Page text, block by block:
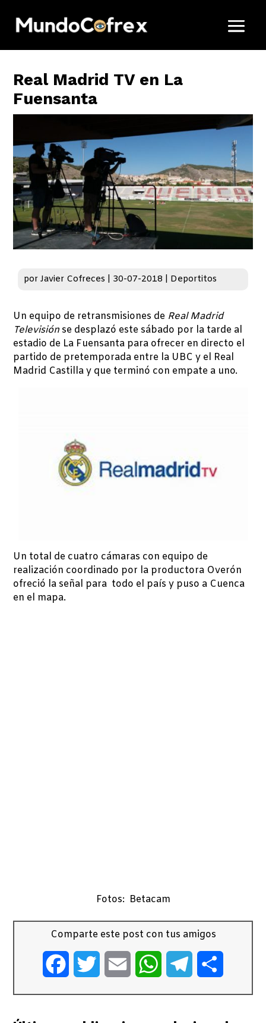
Real Madrid TV en La
Fuensanta
porJavier Cofreces 30-07-2018 Deportitos
Un equipo de retransmisiones de Real Madrid
Televisión se desplazó este sábado por la tarde al
estadio de La Fuensanta para ofrecer en directo el
partido de pretemporada entre la UBC y el Real
Madrid Castilla y que terminó con empate a uno.
Un total de cuatro cámaras con equipo de
realización coordinado por la productora Overón
ofreció la señal para todo el país y puso a Cuenca
en el mapa.
Fotos: Betacam
Comparte este post con tus amigos
FacebookTwitter Email WhatsAppTelegram